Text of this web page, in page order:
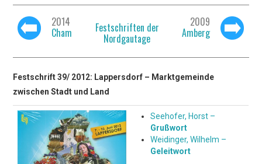
KULTURPORTAL
KONTAKT
2014
Cham Festschriften der
Nordgautage
2009
Amberg
Festschrift 39/ 2012: Lappersdorf – Marktgemeinde
zwischen Stadt und Land
Seehofer, Horst –
Grußwort
Weidinger, Wilhelm –
Geleitwort